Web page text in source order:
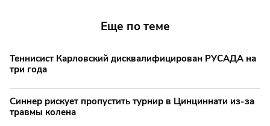
Еще по теме
Теннисист Карловский дисквалифицирован РУСАДА на
три года
Синнер рискует пропустить турнир в Цинциннати из-за
травмы колена